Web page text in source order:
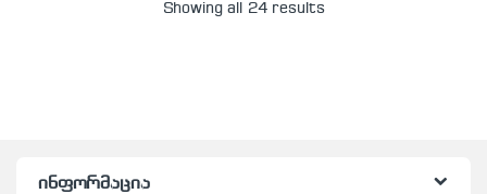
Showing all 24 results
ინფორმაცია